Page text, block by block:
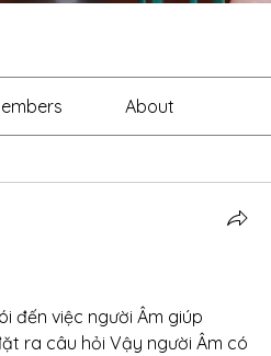
About
đến việc người Âm giúp
ra câu hỏi Vậy người Âm có